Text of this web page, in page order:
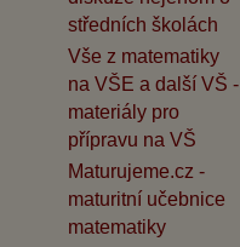
středních školách
Vše z matematiky
na VŠE a další VŠ -
materiály pro
přípravu na VŠ
Maturujeme.cz -
maturitní učebnice
matematiky